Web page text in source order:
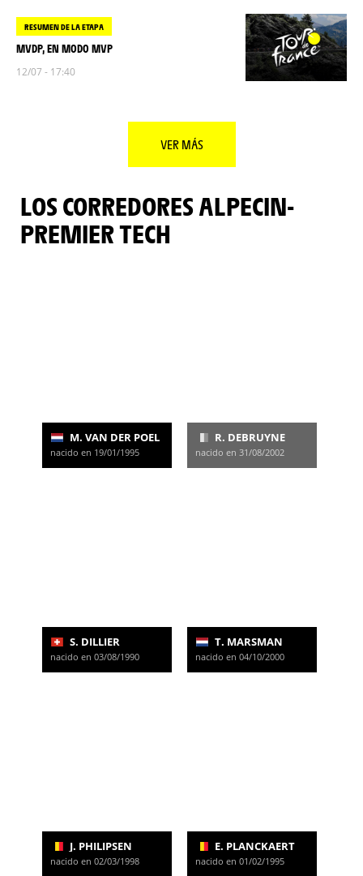
RESUMEN DE LA ETAPA
MVDP, EN MODO MVP
12/07 - 17:40
VER MÁS
LOS CORREDORES ALPECIN-
PREMIER TECH
M. VAN DER POEL
nacido en 19/01/1995
R. DEBRUYNE
nacido en 31/08/2002
S. DILLIER
nacido en 03/08/1990
T. MARSMAN
nacido en 04/10/2000
J. PHILIPSEN
nacido en 02/03/1998
E. PLANCKAERT
nacido en 01/02/1995